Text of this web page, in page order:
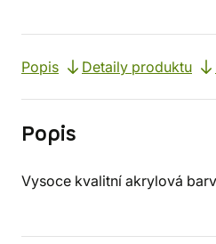
Popis Detaily produktu
Popis
Vysoce kvalitní akrylová